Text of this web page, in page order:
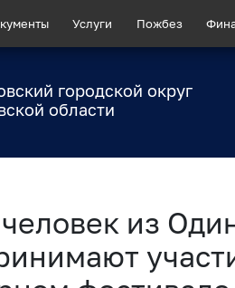
Услуги Пожбез
городской округ
области
из